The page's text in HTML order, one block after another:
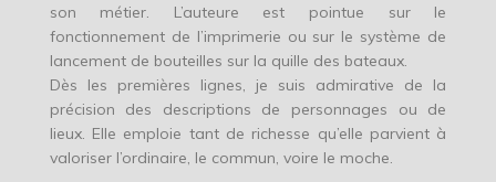
son métier. L’auteure est pointue sur le
fonctionnement de l’imprimerie ou sur le système de
lancement de bouteilles sur la quille des bateaux.
Dès les premières lignes, je suis admirative de la
précision des descriptions de personnages ou de
lieux. Elle emploie tant de richesse qu’elle parvient à
valoriser l’ordinaire, le commun, voire le moche.